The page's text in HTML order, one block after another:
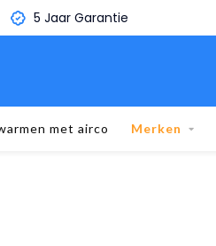
5 Jaar Garantie
met airco Merken